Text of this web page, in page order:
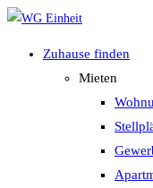
Zum
springen
Zuhause finden
Mieten